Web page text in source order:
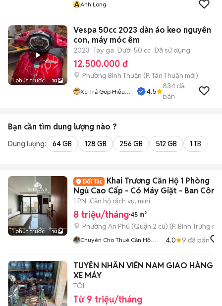
AAnh Long
1 phút trước 10
Vespa 50cc 2023 dàn áo keo nguyên
con, máy móc êm
2023 Tay ga Dưới 50 cc Đã sử dụng
12.500.000 đ
Phường Bình Thuận (P. Tân Thuận mới)
Xe Trả Góp Hiếu
4.5
834đã
bán
Bạn cần tìm dung lượng nào ?
Dung lượng: 64 GB 128 GB 256 GB 512 GB 1 TB
1 phút trước 10
Khai Trương Căn Hộ 1 Phòng
Ngủ Cao Cấp - Có Máy Giặt - Ban Công
Mới
1 PN Căn hộ dịch vụ, mini
8 triệu/tháng 45 m²
Phường An Phú (Quận 2 cũ) (P. Bình Trưng
Chuyên Cho Thuê Căn Hộ
4.0 9 đã bán
TUYỂN NHÂN VIÊN NAM GIAO HÀNG
XE MÁY
TÔI
Từ 9 triệu/tháng